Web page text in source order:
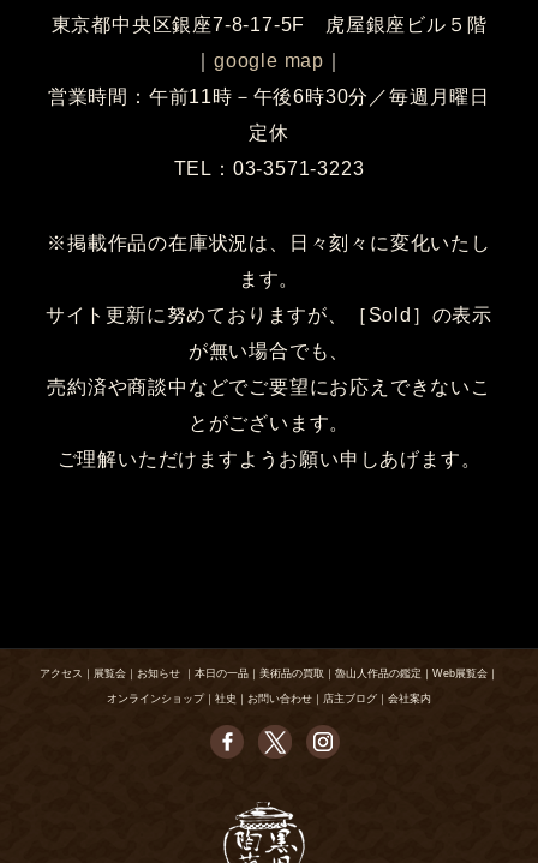
東京都中央区銀座7-8-17-5F 虎屋銀座ビル５階
google map
営業時間：午前11時－午後6時30分／毎週月曜日
定休
TEL：03-3571-3223
※掲載作品の在庫状況は、日々刻々に変化いたし
ます。
サイト更新に努めておりますが、［Sold］の表示
が無い場合でも、
売約済や商談中などでご要望にお応えできないこ
とがございます。
ご理解いただけますようお願い申しあげます。
アクセス ｜ 展覧会 ｜ お知らせ ｜ 本日の一品 ｜ 美術品の買取 ｜ 魯山人作品の鑑定 ｜ Web展覧会 ｜
オンラインショップ｜ 社史 ｜ お問い合わせ ｜ 店主ブログ ｜ 会社案内